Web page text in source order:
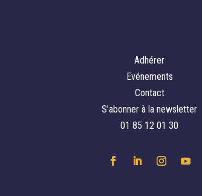
Adhérer
Evénements
Contact
S’abonner à la newsletter
01 85 12 01 30